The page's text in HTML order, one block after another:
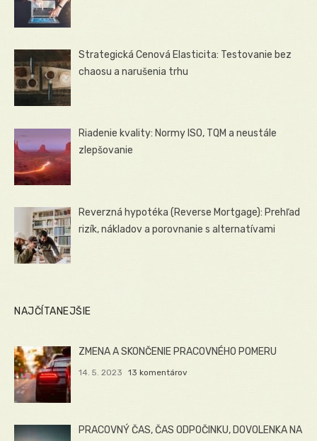
Strategická Cenová Elasticita: Testovanie bez
chaosu a narušenia trhu
Riadenie kvality: Normy ISO, TQM a neustále
zlepšovanie
Reverzná hypotéka (Reverse Mortgage): Prehľad
rizík, nákladov a porovnanie s alternatívami
NAJČÍTANEJŠIE
ZMENA A SKONČENIE PRACOVNÉHO POMERU
14. 5. 2023 13 komentárov
PRACOVNÝ ČAS, ČAS ODPOČINKU, DOVOLENKA NA